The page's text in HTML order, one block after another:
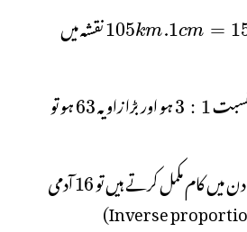
. نقشہ میں
ہو اور بڑا زاویہ ہو تو
دن میں کام مکمل کرتے ہیں تو آدمی